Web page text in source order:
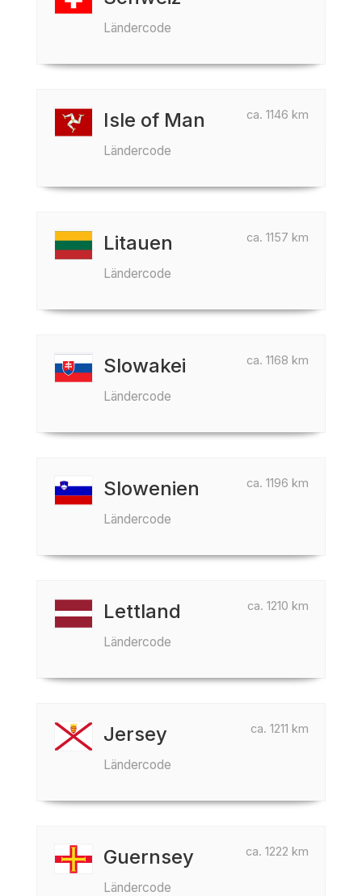
Ländercode
ca. 1146 km
Isle of Man
Ländercode
ca. 1157 km
Litauen
Ländercode
ca. 1168 km
Slowakei
Ländercode
ca. 1196 km
Slowenien
Ländercode
ca. 1210 km
Lettland
Ländercode
ca. 1211 km
Jersey
Ländercode
ca. 1222 km
Guernsey
Ländercode